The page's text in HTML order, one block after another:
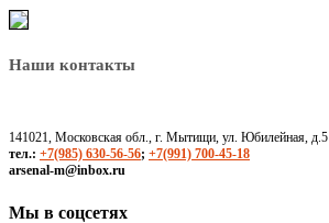
Наши контакты
141021, Московская обл., г. Мытищи, ул. Юбилейная, д.5
тел.: +7(985) 630-56-56; +7(991) 700-45-18
arsenal-m@inbox.ru
Мы в соцсетях